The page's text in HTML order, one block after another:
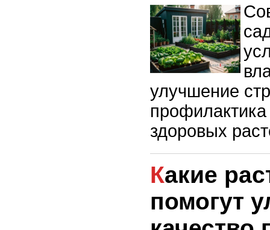
улучшение
здоровых
Какие растения
помогут